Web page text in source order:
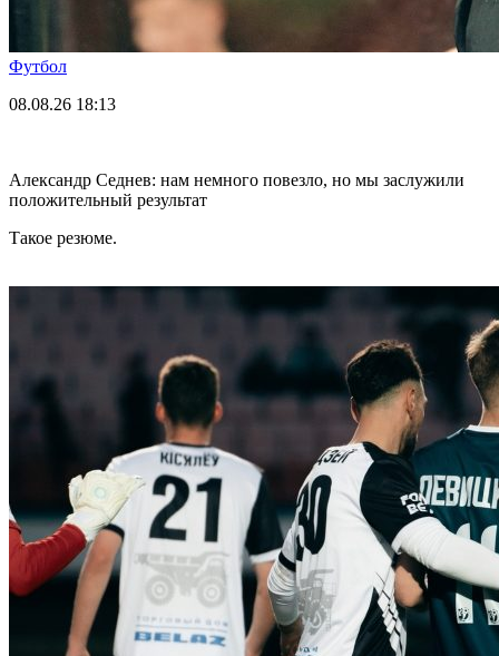
Футбол
08.08.26 18:13
Александр Седнев: нам немного повезло, но мы заслужили
положительный результат
Такое резюме.